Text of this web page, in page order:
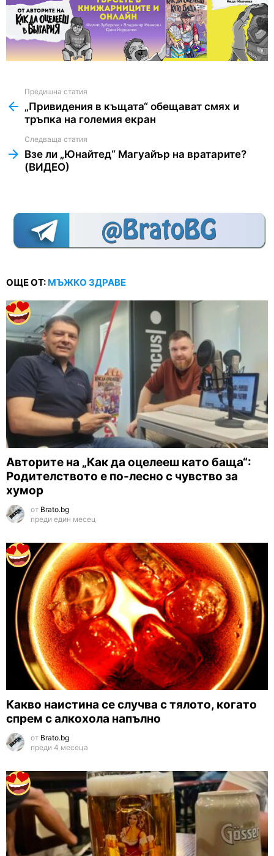
more
Предишна статия
„Привидения в къщата“ обещават смях и
тръпка на големия екран
Следваща статия
Взе ли „Юнайтед“ Магуайър на вратарите?
(ВИДЕО)
ОЩЕ ОТ: МЪЖКО ЗДРАВЕ
Авторите на „Как да оцелееш като баща“:
Родителството е по-лесно с чувство за
хумор
от Brato.bg
преди един месец
Какво наистина се случва с тялото, когато
спрем с алкохола напълно
от Brato.bg
преди 4 месеца